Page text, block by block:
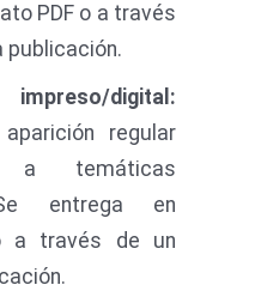
PDF o a través
publicación.
impreso/digital :
regular
a temáticas
entrega en
a través de un